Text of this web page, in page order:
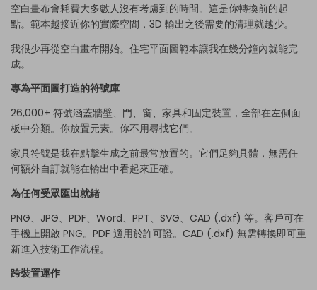
空白畫布會耗費大多數人沒有考慮到的時間。這是你轉換前的起
點。範本越接近你的實際空間，3D 輸出之後需要的清理就越少。
我很少再從空白畫布開始。住宅平面圖範本讓我在幾分鐘內就能完
成。
專為平面圖打造的符號庫
26,000+ 符號涵蓋牆壁、門、窗、家具和固定裝置，全部在左側面
板中分類。你放置元素。你不用尋找它們。
家具符號是我在點擊生成之前最常放置的。它們足夠具體，無需任
何額外自訂就能在輸出中看起來正確。
為任何受眾匯出就緒
PNG、JPG、PDF、Word、PPT、SVG、CAD (.dxf) 等。客戶可在
手機上開啟 PNG。PDF 適用於許可證。CAD (.dxf) 無需轉換即可重
新進入技術工作流程。
跨裝置運作